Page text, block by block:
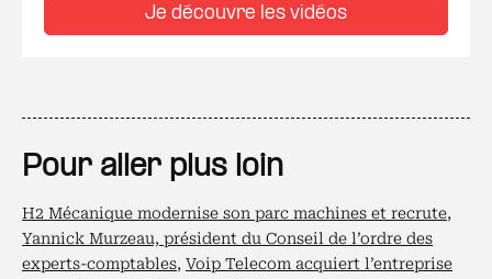
Je découvre les vidéos
Pour aller plus loin
H2 Mécanique modernise son parc machines et recrute,
Yannick Murzeau, président du Conseil de l’ordre des
experts-comptables, Voip Telecom acquiert l’entreprise